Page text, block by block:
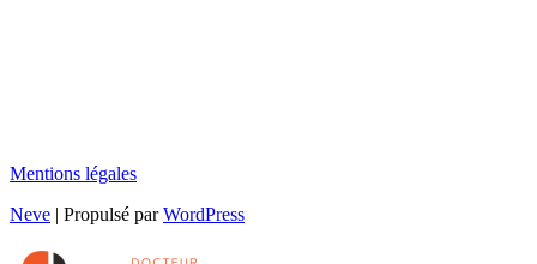
Mentions légales
Neve | Propulsé parWordPress